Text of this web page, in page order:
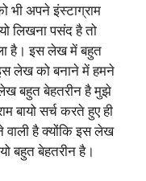
भी अपने इंस्टाग्राम
लिखना पसंद है तो
है। इस लेख में बहुत
लेख को बनाने में हमने
बहुत बेहतरीन है मुझे
बायो सर्च करते हुए ही
है क्योंकि इस लेख
बहुत बेहतरीन है।